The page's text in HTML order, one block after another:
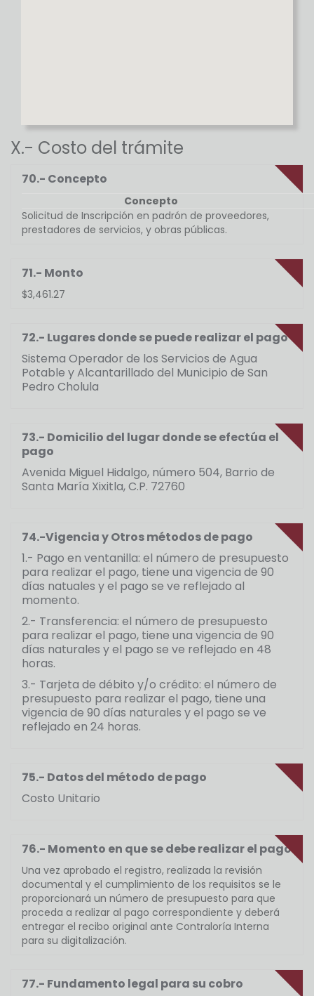
X.- Costo del trámite
70.- Concepto
Concepto
Solicitud de Inscripción en padrón de proveedores,
prestadores de servicios, y obras públicas.
71.- Monto
$3,461.27
72.- Lugares donde se puede realizar el pago
Sistema Operador de los Servicios de Agua
Potable y Alcantarillado del Municipio de San
Pedro Cholula
73.- Domicilio del lugar donde se efectúa el
pago
Avenida Miguel Hidalgo, número 504, Barrio de
Santa María Xixitla, C.P. 72760
74.-Vigencia y Otros métodos de pago
1.- Pago en ventanilla: el número de presupuesto
para realizar el pago, tiene una vigencia de 90
días natuales y el pago se ve reflejado al
momento.
2.- Transferencia: el número de presupuesto
para realizar el pago, tiene una vigencia de 90
días naturales y el pago se ve reflejado en 48
horas.
3.- Tarjeta de débito y/o crédito: el número de
presupuesto para realizar el pago, tiene una
vigencia de 90 días naturales y el pago se ve
reflejado en 24 horas.
75.- Datos del método de pago
Costo Unitario
76.- Momento en que se debe realizar el pago
Una vez aprobado el registro, realizada la revisión
documental y el cumplimiento de los requisitos se le
proporcionará un número de presupuesto para que
proceda a realizar al pago correspondiente y deberá
entregar el recibo original ante Contraloría Interna
para su digitalización.
77.- Fundamento legal para su cobro